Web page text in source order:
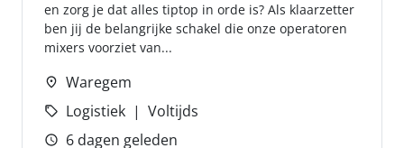
en zorg je dat alles tiptop in orde is? Als klaarzetter
ben jij de belangrijke schakel die onze operatoren
mixers voorziet van...
Waregem
Logistiek
Voltijds
6 dagen geleden